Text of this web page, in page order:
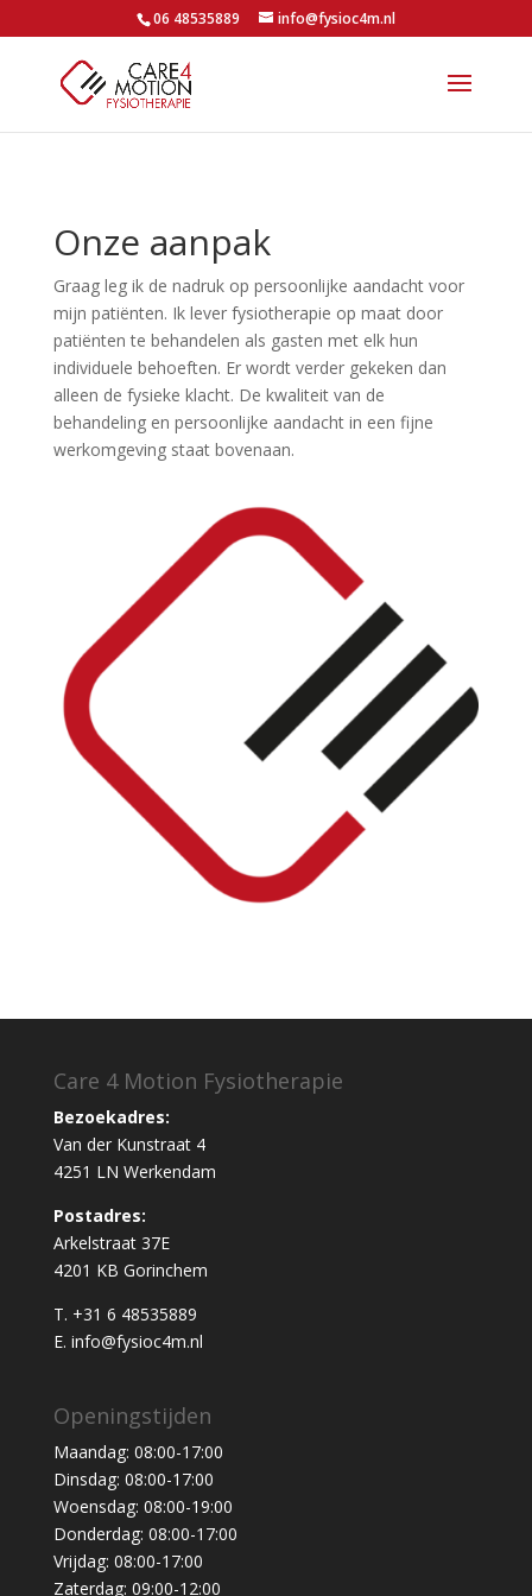
06 48535889 info@fysioc4m.nl
Onze aanpak
Graag leg ik de nadruk op persoonlijke aandacht voor
mijn patiënten. Ik lever fysiotherapie op maat door
patiënten te behandelen als gasten met elk hun
individuele behoeften. Er wordt verder gekeken dan
alleen de fysieke klacht. De kwaliteit van de
behandeling en persoonlijke aandacht in een fijne
werkomgeving staat bovenaan.
Care 4 Motion Fysiotherapie
Bezoekadres:
Van der Kunstraat 4
4251 LN Werkendam
Postadres:
Arkelstraat 37E
4201 KB Gorinchem
T. +31 6 48535889
E. info@fysioc4m.nl
Openingstijden
Maandag: 08:00-17:00
Dinsdag: 08:00-17:00
Woensdag: 08:00-19:00
Donderdag: 08:00-17:00
Vrijdag: 08:00-17:00
Zaterdag: 09:00-12:00